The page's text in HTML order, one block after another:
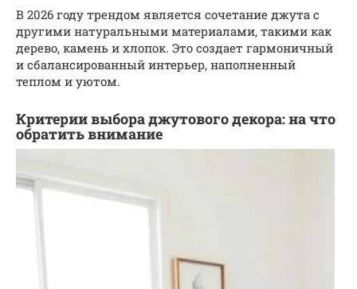
В 2026 году трендом является сочетание джута с
другими натуральными материалами, такими как
дерево, камень и хлопок. Это создает гармоничный
и сбалансированный интерьер, наполненный
теплом и уютом.
Критерии выбора джутового декора: на что
обратить внимание